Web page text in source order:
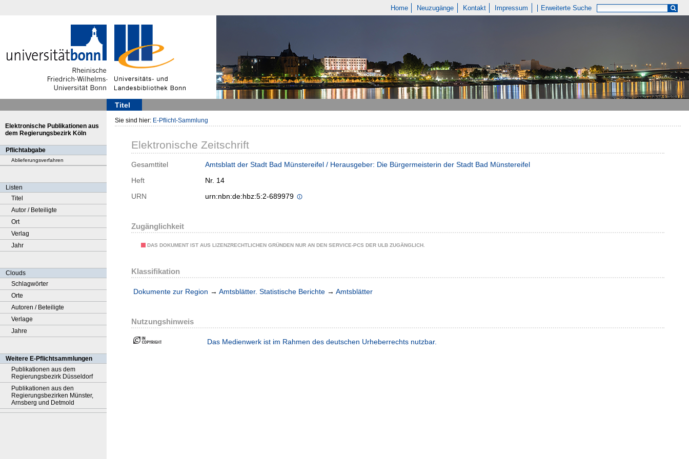
Home Neuzugänge Kontakt Impressum Erweiterte Suche
Titel
Elektronische Publikationen aus
dem Regierungsbezirk Köln
Pflichtabgabe
Ablieferungsverfahren
Listen
Titel
Autor / Beteiligte
Ort
Verlag
Jahr
Clouds
Schlagwörter
Orte
Autoren / Beteiligte
Verlage
Jahre
Weitere E-Pflichtsammlungen
Publikationen aus dem
Regierungsbezirk Düsseldorf
Publikationen aus den
Regierungsbezirken Münster,
Arnsberg und Detmold
Sie sind hier: E-Pflicht-Sammlung
Elektronische Zeitschrift
Gesamttitel
Amtsblatt der Stadt Bad Münstereifel / Herausgeber: Die Bürgermeisterin der Stadt Bad Münstereifel
Heft
Nr. 14
URN
urn:nbn:de:hbz:5:2-689979
Zugänglichkeit
DAS DOKUMENT IST AUS LIZENZRECHTLICHEN GRÜNDEN NUR AN DEN SERVICE-PCS DER ULB ZUGÄNGLICH.
Klassifikation
Dokumente zur Region → Amtsblätter. Statistische Berichte → Amtsblätter
Nutzungshinweis
Das Medienwerk ist im Rahmen des deutschen Urheberrechts nutzbar.